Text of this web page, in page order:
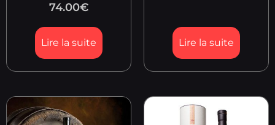
74.00€
Lire la suite Lire la suite